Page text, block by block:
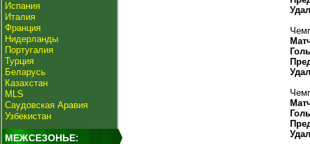
Испания
Италия
Франция
Нидерланды
Португалия
Турция
Беларусь
Казахстан
MLS
Саудовская Аравия
Узбекистан
МЕЖСЕЗОНЬЕ: